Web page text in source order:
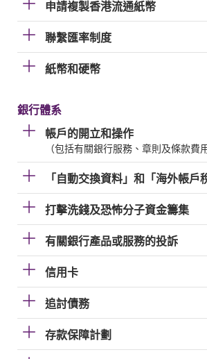
申請複製香港流通紙幣
聯繫匯率制度
紙幣和硬幣
銀行體系
帳戶的開立和操作
（包括有關銀行服務、章則及條款費
「自動交換資料」和「海外帳戶
打擊洗錢及恐怖分子資金籌集
有關銀行產品或服務的投訴
信用卡
追討債務
存款保障計劃